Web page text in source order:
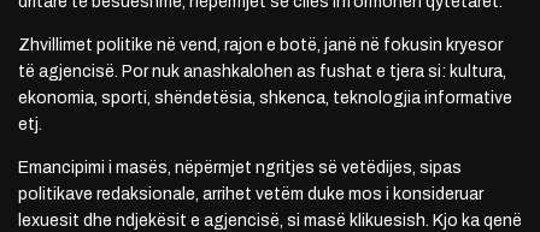
Zhvillimet politike në vend, rajon e botë, janë në fokusin kryesor
të agjencisë. Por nuk anashkalohen as fushat e tjera si: kultura,
ekonomia, sporti, shëndetësia, shkenca, teknologjia informative
etj.
Emancipimi i masës, nëpërmjet ngritjes së vetëdijes, sipas
politikave redaksionale, arrihet vetëm duke mos i konsideruar
lexuesit dhe ndjekësit e agjencisë, si masë klikuesish. Kjo ka qenë